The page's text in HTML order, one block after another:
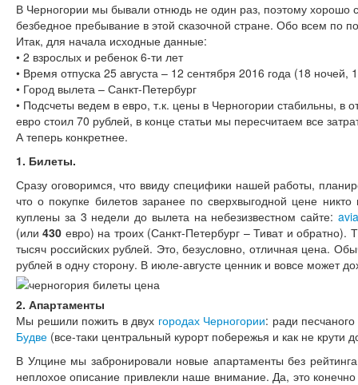
В Черногории мы бывали отнюдь не один раз, поэтому хорошо
безбедное пребывание в этой сказочной стране. Обо всем по
Итак, для начала исходные данные:
• 2 взрослых и ребенок 6-ти лет
• Время отпуска 25 августа – 12 сентября 2016 года (18 ночей,
• Город вылета – Санкт-Петербург
• Подсчеты ведем в евро, т.к. цены в Черногории стабильны, в
евро стоил 70 рублей, в конце статьи мы пересчитаем все
А теперь конкретнее.
1. Билеты.
Сразу оговоримся, что ввиду специфики нашей работы,
что о покупке билетов заранее по сверхвыгодной цене
куплены за 3 недели до вылета на небезизвестном сайте:
(или430 евро) на троих (Санкт-Петербург – Тиват и
тысяч российских рублей. Это, безусловно, отличная цена.
рублей в одну сторону. В июле-августе ценник и вовсе может
2. Апартаменты
Мы решили пожить в двух городах Черногории: ради
Будве (все-таки центральный курорт побережья и как не крути
В Улцине мы забронировали новые апартаменты без
неплохое описание привлекли наше внимание. Да, это